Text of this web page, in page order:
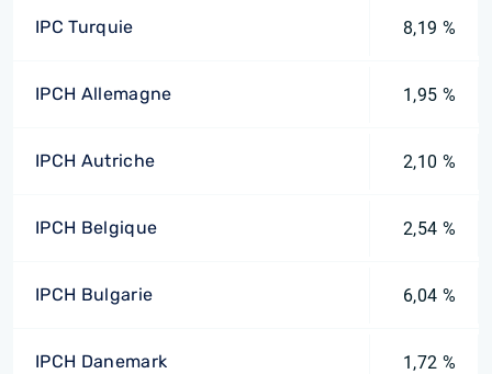
IPC Turquie 8,19 %
IPCH Allemagne 1,95 %
IPCH Autriche 2,10 %
IPCH Belgique 2,54 %
IPCH Bulgarie 6,04 %
IPCH Danemark 1,72 %